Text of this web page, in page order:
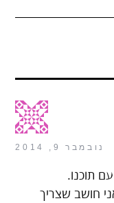
נובמבר 9, 2014
תוכנו.
חושב שצריך